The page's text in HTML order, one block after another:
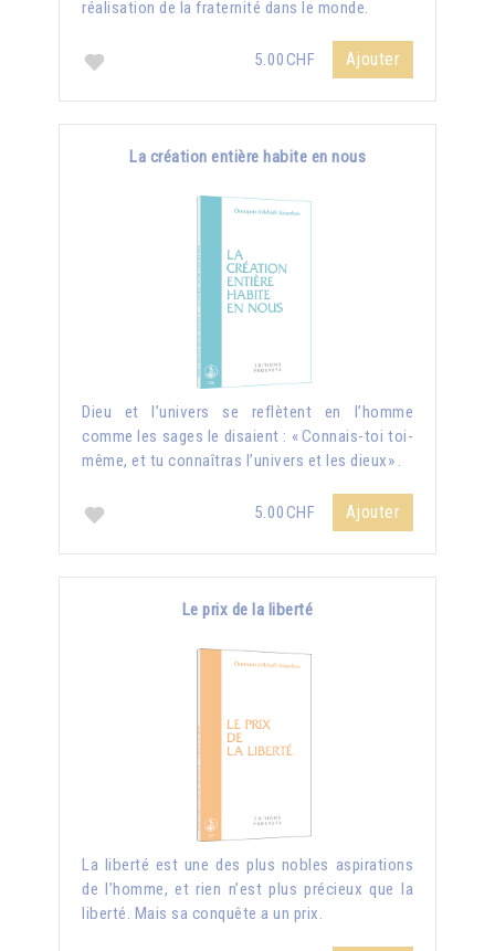
réalisation de la fraternité dans le monde.
5.00CHF Ajouter
La création entière habite en nous
Dieu et l’univers se reflètent en l’homme
comme les sages le disaient : « Connais-toi toi-
même, et tu connaîtras l’univers et les dieux» .
5.00CHF Ajouter
Le prix de la liberté
La liberté est une des plus nobles aspirations
de l’homme, et rien n’est plus précieux que la
liberté. Mais sa conquête a un prix.